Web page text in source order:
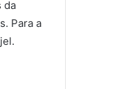
da
Para a